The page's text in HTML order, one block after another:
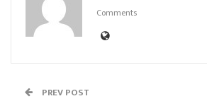
Comments
PREV POST